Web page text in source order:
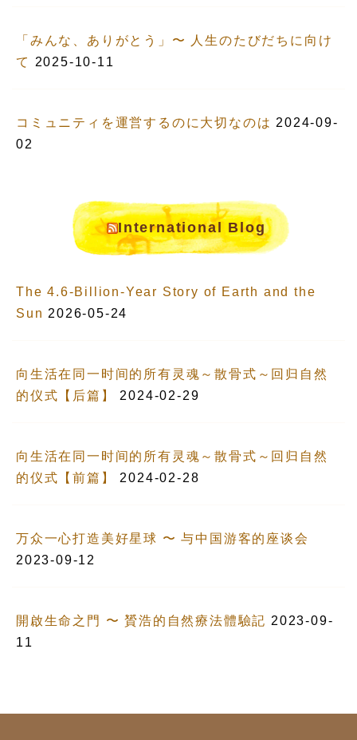
「みんな、ありがとう」〜 人生のたびだちに向け
て
2025-10-11
コミュニティを運営するのに大切なのは 2024-09-
02
International Blog
The 4.6-Billion-Year Story of Earth and the
Sun 2026-05-24
向生活在同一时间的所有灵魂～散骨式～回归自然
的仪式【后篇】
2024-02-29
向生活在同一时间的所有灵魂～散骨式～回归自然
的仪式【前篇】
2024-02-28
万众一心打造美好星球 〜 与中国游客的座谈会
2023-09-12
開啟生命之門 〜 贇浩的自然療法體驗記 2023-09-
11